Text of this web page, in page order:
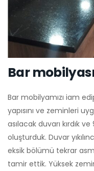
Bar
Bar mobilyamızı iam
yapısını ve zeminleri
asılacak duvarı kırdık
oluşturduk. Duvar
eksik bölümü tekrar
tamir ettik. Yüksek